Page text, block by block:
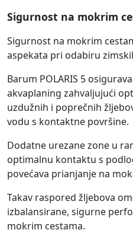
Sigurnost na mokrim
Sigurnost na mokrim
aspekata pri odabiru
Barum POLARIS 5
akvaplaning zahvaljujući
uzdužnih i poprečnih
vodu s kontaktne površine.
Dodatne urezane zone u
optimalnu kontaktu s
povećava prianjanje na
Takav raspored žljebova
izbalansirane, sigurne
mokrim cestama.